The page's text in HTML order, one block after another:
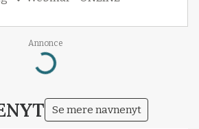
Annonce
Loading...
Se mere navnenyt